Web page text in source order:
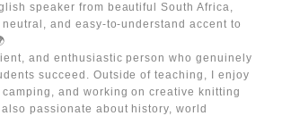
speaker from beautiful South Africa,
and easy-to-understand accent to
and enthusiastic person who genuinely
succeed. Outside of teaching, I enjoy
and working on creative knitting
passionate about history, world